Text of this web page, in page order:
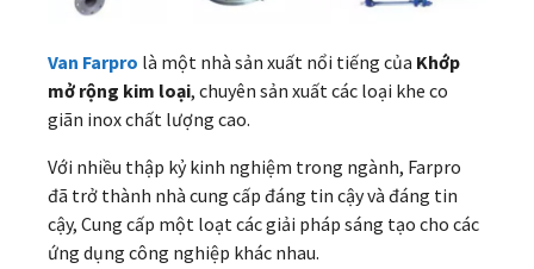
Van Farpro là một nhà sản xuất nổi tiếng của Khớp
mở rộng kim loại, chuyên sản xuất các loại khe co
giãn inox chất lượng cao.
Với nhiều thập kỷ kinh nghiệm trong ngành, Farpro
đã trở thành nhà cung cấp đáng tin cậy và đáng tin
cậy, Cung cấp một loạt các giải pháp sáng tạo cho các
ứng dụng công nghiệp khác nhau.